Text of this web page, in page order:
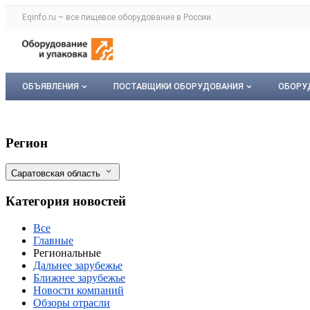
Раздел навигации по сайту eqinfo.ru
Eqinfo.ru – все пищевое оборудование в России.
Авторизация и меню пользователя
Навигация по разделам сайта eqinfo.ru
ОБЪЯВЛЕНИЯ
Мои объявления
ПОСТАВЩИКИ ОБОРУДОВАНИЯ
Платное размещение
В Саратовской области к весенним
Фильтры
Регион
Саратовская область
Категория новостей
Все
Главные
Региональные
Дальнее зарубежье
Ближнее зарубежье
Новости компаний
Обзоры отрасли